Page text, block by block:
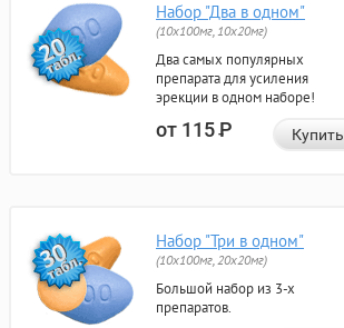
Набор "Два в одном"
(10x100мг, 10x20мг)
Два самых популярных
препарата для усиления
эрекции в одном наборе!
от 115Р Купить
Набор "Три в одном"
(10x100мг, 20x20мг)
Большой набор из 3-х
препаратов.